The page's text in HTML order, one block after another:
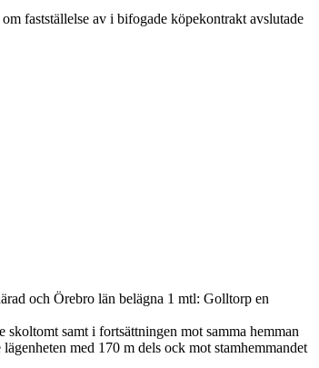
fastställelse av i bifogade köpekontrakt avslutade
och Örebro län belägna 1 mtl: Golltorp en
samt i fortsättningen mot samma hemman
med 170 m dels ock mot stamhemmandet